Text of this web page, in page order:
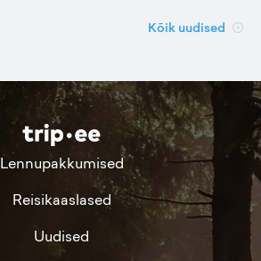
Kõik uudised
Lennupakkumised
Reisikaaslased
Uudised